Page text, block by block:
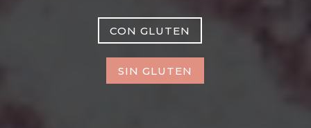
CON GLUTEN
SIN GLUTEN